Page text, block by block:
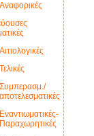
Αναφορικές
Αιτιολογικές
Τελικές
Συμπερασμ./
αποτελεσματικές
Εναντιωματικές-
Παραχωρητικές